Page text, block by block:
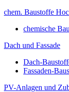
chem. Baustoffe
chemische
Dach und Fassade
Dach-
Fassaden-
PV-Anlagen und